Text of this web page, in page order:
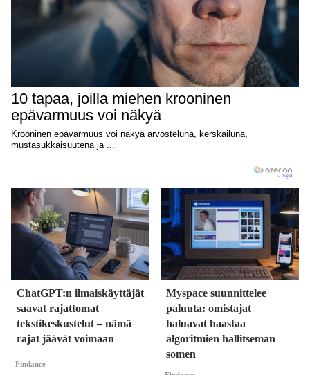
ChatGPT:n ilmaiskäyttäjät
saavat rajattomat
tekstikeskustelut – nämä
rajat jäävät voimaan
Findance
Myspace suunnittelee
paluuta: omistajat
haluavat haastaa
algoritmien hallitseman
somen